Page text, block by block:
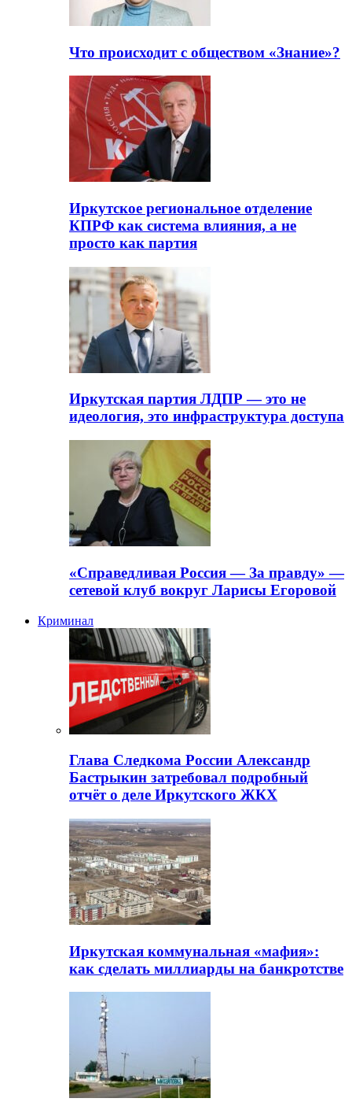
Что происходит с обществом «Знание»?
Иркутское региональное отделение
КПРФ как система влияния, а не
просто как партия
Иркутская партия ЛДПР — это не
идеология, это инфраструктура доступа
«Справедливая Россия — За правду» —
сетевой клуб вокруг Ларисы Егоровой
Криминал
Глава Следкома России Александр
Бастрыкин затребовал подробный
отчёт о деле Иркутского ЖКХ
Иркутская коммунальная «мафия»:
как сделать миллиарды на банкротстве